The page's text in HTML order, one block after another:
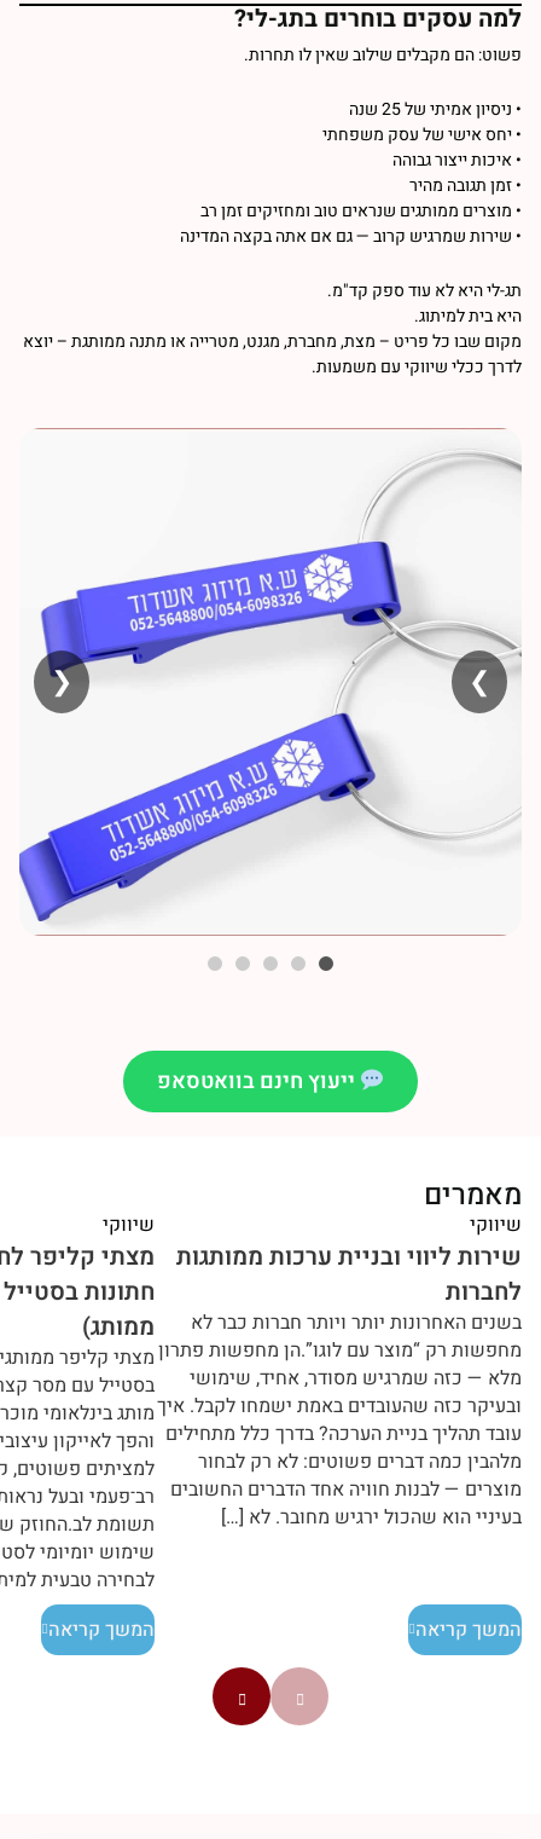
למה עסקים בוחרים בתג-לי?
פשוט: הם מקבלים שילוב שאין לו תחרות.
• ניסיון אמיתי של 25 שנה
• יחס אישי של עסק משפחתי
• איכות ייצור גבוהה
• זמן תגובה מהיר
• מוצרים ממותגים שנראים טוב ומחזיקים זמן רב
• שירות שמרגיש קרוב — גם אם אתה בקצה המדינה
תג-ליהיא לא עוד ספק קד"מ.
היא בית למיתוג.
מקום שבו כל פריט – מצת, מחברת, מגנט, מטרייה או מתנה ממותגת – יוצא
לדרך ככלי שיווקי עם משמעות.
❮ ❯
ייעוץ חינם בוואטסאפ
מאמרים
שיווקי
שירות ליווי ובניית ערכות ממותגות
לחברות
בשנים האחרונות יותר ויותר חברות כבר לא
מחפשות רק “מוצר עם לוגו”.הן מחפשות פתרון
מלא — כזה שמרגיש מסודר, אחיד, שימושי
ובעיקר כזה שהעובדים באמת ישמחו לקבל. איך
עובד תהליך בניית הערכה? בדרך כלל מתחילים
מלהבין כמה דברים פשוטים: לא רק לבחור
מוצרים — לבנות חוויה אחד הדברים החשובים
בעיניי הוא שהכול ירגיש מחובר. לא […]
המשך קריאה
שיווקי
מצתי קליפר
ממותג)
מצתי קליפר
בסטייל עם מסר
והפך לאייקון
למציתים פשוטים,
רב־פעמי ובעל
תשומת לב.החוזק
שימוש יומיומי
לבחירה טבעית
המשך קריאה